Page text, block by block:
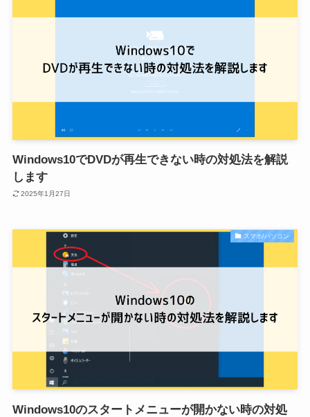
Windows10でDVDが再生できない時の対処法を解説
します
2025年1月27日
スマホ/パソコン
Windows10のスタートメニューが開かない時の対処